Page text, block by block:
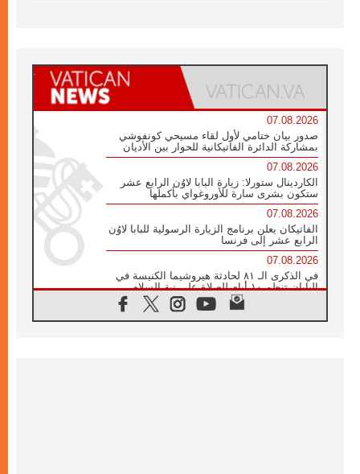
07.08.2026
صدور بيان ختامي لأول لقاء مسيحي كونفوشي
بمشاركة الدائرة الفاتيكانية للحوار بين الأديان
07.08.2026
الكاردينال ستورلا: زيارة البابا لاوُن الرابع عشر
ستكون بشرى سارة للأوروغواي بأكملها
07.08.2026
الفاتيكان يعلن برنامج الزيارة الرسولية للبابا لاوُن
الرابع عشر إلى فرنسا
07.08.2026
في الذكرى الـ ٨١ لحادثة هيروشيما الكنيسة في
اليابان تنظم ١٠ أيام للصلاة على نية السلام
الكنيسة في الأوروغواي: زيارة البابا ستعزز